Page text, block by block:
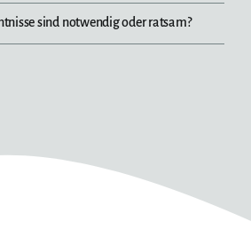
sind notwendig oder ratsam?